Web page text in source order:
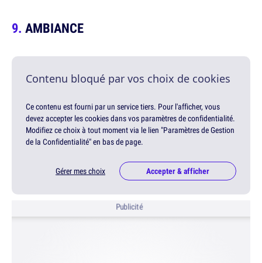
AMBIANCE
Contenu bloqué par vos choix de cookies
Ce contenu est fourni par un service tiers. Pour l'afficher, vous
devez accepter les cookies dans vos paramètres de confidentialité.
Modifiez ce choix à tout moment via le lien "Paramètres de Gestion
de la Confidentialité" en bas de page.
Gérer mes choix Accepter & afficher
Publicité